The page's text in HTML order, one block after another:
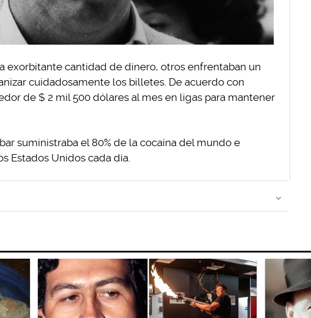
exorbitante cantidad de dinero, otros enfrentaban un
cuidadosamente los billetes. De acuerdo con
de $ 2 mil 500 dólares al mes en ligas para mantener
suministraba el 80% de la cocaína del mundo e
Estados Unidos cada día.